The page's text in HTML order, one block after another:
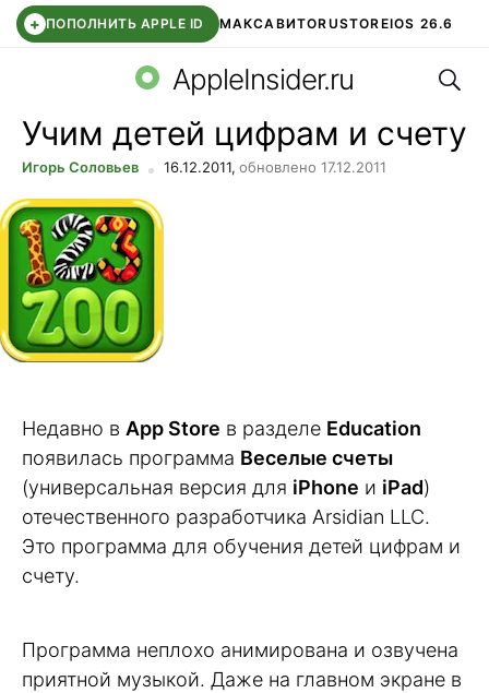
+ ПОПОЛНИТЬ APPLE ID МАКСАВИТОRUSTOREIOS 26.6
СБЕР КИДС ВТБ ОНЛАЙН ЧАТ В ROBLOX
AppleInsider.ru
Учим детей цифрам и счету
Игорь Соловьев 16.12.2011, обновлено 17.12.2011
Недавно в App Store в разделе Education
появилась программа Веселые счеты
(универсальная версия для iPhone и iPad)
отечественного разработчика Arsidian LLC.
Это программа для обучения детей цифрам и
счету.
Программа неплохо анимирована и озвучена
приятной музыкой. Даже на главном экране в